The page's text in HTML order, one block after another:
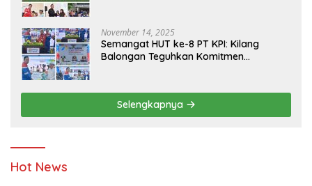
November 14, 2025
Semangat HUT ke-8 PT KPI: Kilang
Balongan Teguhkan Komitmen
Pendidikan
Selengkapnya
Hot News